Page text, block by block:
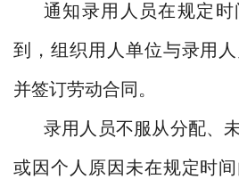
通知录用人员在规定
到，组织用人单位与录用
并签订劳动合同。
录用人员不服从分配、
或因个人原因未在规定时